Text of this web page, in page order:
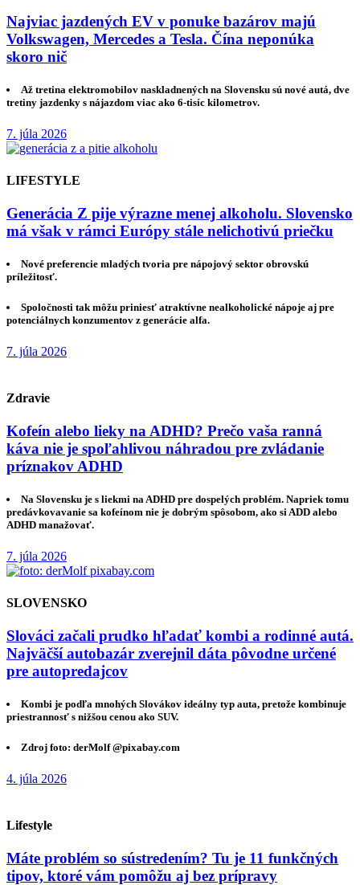
Najviac jazdených EV v ponuke bazárov majú
Volkswagen, Mercedes a Tesla. Čína neponúka
skoro nič
Až tretina elektromobilov naskladnených na Slovensku sú nové autá, dve
tretiny jazdenky s nájazdom viac ako 6-tisíc kilometrov.
7. júla 2026
LIFESTYLE
Generácia Z pije výrazne menej alkoholu. Slovensko
má však v rámci Európy stále nelichotivú priečku
Nové preferencie mladých tvoria pre nápojový sektor obrovskú
príležitosť.
Spoločnosti tak môžu priniesť atraktívne nealkoholické nápoje aj pre
potenciálnych konzumentov z generácie alfa.
7. júla 2026
Zdravie
Kofeín alebo lieky na ADHD? Prečo vaša ranná
káva nie je spoľahlivou náhradou pre zvládanie
príznakov ADHD
Na Slovensku je s liekmi na ADHD pre dospelých problém. Napriek tomu
predávkovavanie sa kofeínom nie je dobrým spôsobom, ako si ADD alebo
ADHD manažovať.
7. júla 2026
SLOVENSKO
Slováci začali prudko hľadať kombi a rodinné autá.
Najväčší autobazár zverejnil dáta pôvodne určené
pre autopredajcov
Kombi je podľa mnohých Slovákov ideálny typ auta, pretože kombinuje
priestrannosť s nižšou cenou ako SUV.
Zdroj foto: derMolf @pixabay.com
4. júla 2026
Lifestyle
Máte problém so sústredením? Tu je 11 funkčných
tipov, ktoré vám pomôžu aj bez prípravy